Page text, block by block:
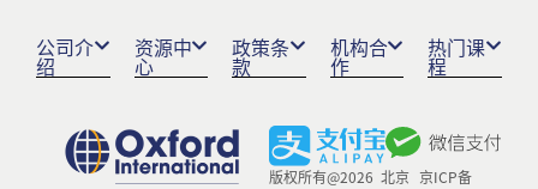
公司介
绍
资源中
心
政策条
款
机构合
作
热门课
程
版权所有@2026 北京 京ICP备